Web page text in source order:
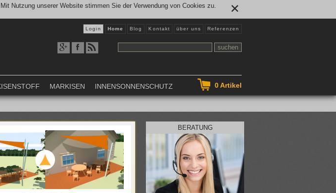
Nutzung unserer Website stimmen Sie der Verwendung von Cookies zu.
✕
Login Home Blog Kontakt über uns Referenzen
0Artikel
MARKISEN INNENSONNENSCHUTZ
BERATUNG